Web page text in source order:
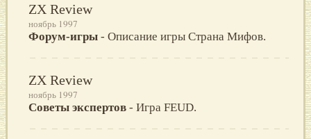
ZX Review
ноябрь 1997
Форум-игры - Описание игры Страна Мифов.
ZX Review
ноябрь 1997
Советы экспертов - Игра FEUD.